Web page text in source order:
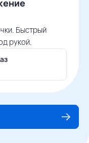
Быстрый
рукой.